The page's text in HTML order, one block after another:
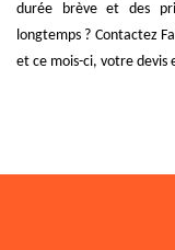
durée brève et des
longtemps ? Contactez
et ce mois-ci, votre devis